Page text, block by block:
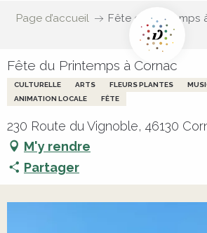
Page d’accueil Fête du Printemps
Fête du Printemps à Cornac
CULTURELLE ARTS FLEURS PLANTES
ANIMATION LOCALE
FÊTE
230 Route du Vignoble, 46130
M'y rendre
Partager